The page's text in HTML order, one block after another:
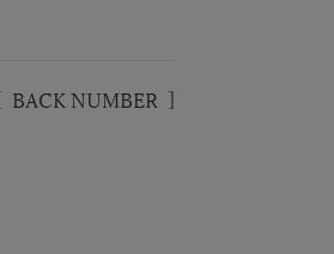
BACK NUMBER